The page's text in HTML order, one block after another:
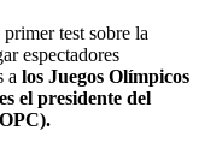
test sobre la
espectadores
a los Juegos Olímpicos
el presidente del